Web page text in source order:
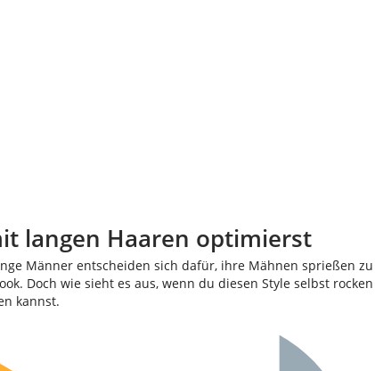
langen Haaren optimierst
Männer entscheiden sich dafür, ihre Mähnen sprießen
Doch wie sieht es aus, wenn du diesen Style selbst
kannst.